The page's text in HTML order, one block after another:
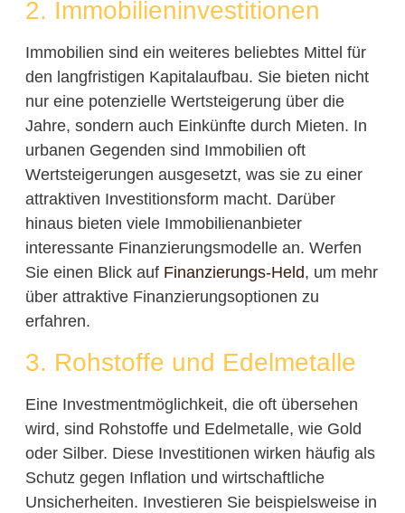
2. Immobilieninvestitionen
Immobilien sind ein weiteres beliebtes Mittel für
den langfristigen Kapitalaufbau. Sie bieten nicht
nur eine potenzielle Wertsteigerung über die
Jahre, sondern auch Einkünfte durch Mieten. In
urbanen Gegenden sind Immobilien oft
Wertsteigerungen ausgesetzt, was sie zu einer
attraktiven Investitionsform macht. Darüber
hinaus bieten viele Immobilienanbieter
interessante Finanzierungsmodelle an. Werfen
Sie einen Blick auf Finanzierungs-Held, um mehr
über attraktive Finanzierungsoptionen zu
erfahren.
3. Rohstoffe und Edelmetalle
Eine Investmentmöglichkeit, die oft übersehen
wird, sind Rohstoffe und Edelmetalle, wie Gold
oder Silber. Diese Investitionen wirken häufig als
Schutz gegen Inflation und wirtschaftliche
Unsicherheiten. Investieren Sie beispielsweise in